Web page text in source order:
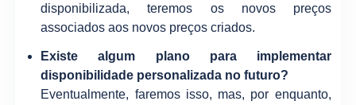
disponibilizada, teremos os novos preços
associados aos novos preços criados.
Existe algum plano para implementar
disponibilidade personalizada no futuro?
Eventualmente, faremos isso, mas, por enquanto,